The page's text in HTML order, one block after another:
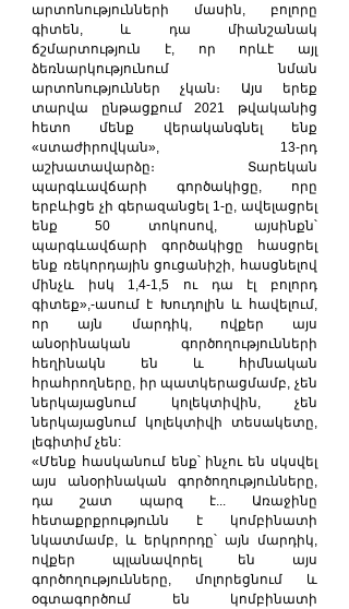
արտոնությունների մասին, բոլորը
գիտեն, և դա միանշանակ
ճշմարտություն է, որ որևէ այլ
ձեռնարկությունում նման
արտոնություններ չկան։ Այս երեք
տարվա ընթացքում 2021 թվականից
հետո մենք վերականգնել ենք
«ստաժիրովկան», 13-րդ
աշխատավարձը։ Տարեկան
պարգևավճարի գործակիցը, որը
երբևիցե չի գերազանցել 1-ը, ավելացրել
ենք 50 տոկոսով, այսինքն՝
պարգևավճարի գործակիցը հասցրել
ենք ռեկորդային ցուցանիշի, հասցնելով
մինչև իսկ 1,4-1,5 ու դա էլ բոլորդ
գիտեք»,-ասում է Խուդոլին և հավելում,
որ այն մարդիկ, ովքեր այս
անօրինական գործողությունների
հեղինակն են և հիմնական
հրահրողները, իր պատկերացմամբ, չեն
ներկայացնում կոլեկտիվին, չեն
ներկայացնում կոլեկտիվի տեսակետը,
լեգիտիմ չեն:
«Մենք հասկանում ենք՝ ինչու են սկսվել
այս անօրինական գործողությունները,
դա շատ պարզ է... Առաջինը
հետաքրքրությունն է կոմբինատի
նկատմամբ, և երկրորդը՝ այն մարդիկ,
ովքեր պլանավորել են այս
գործողությունները, մոլորեցնում և
օգտագործում են կոմբինատի